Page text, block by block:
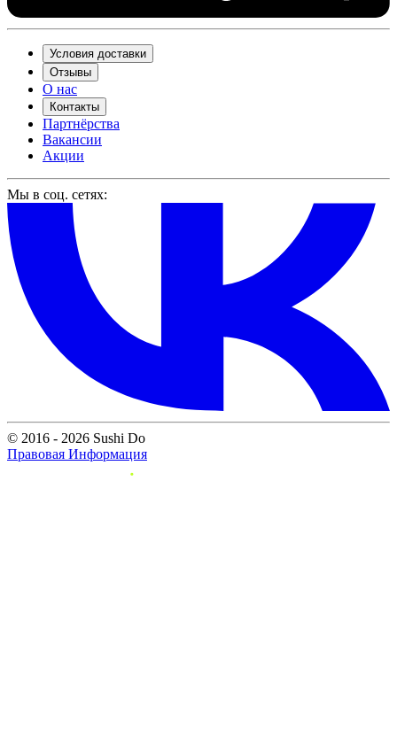
Условия доставки
Отзывы
О нас
Контакты
Партнёрства
Вакансии
Акции
Мы в соц. сетях:
© 2016 - 2026 Sushi Do
Правовая Информация